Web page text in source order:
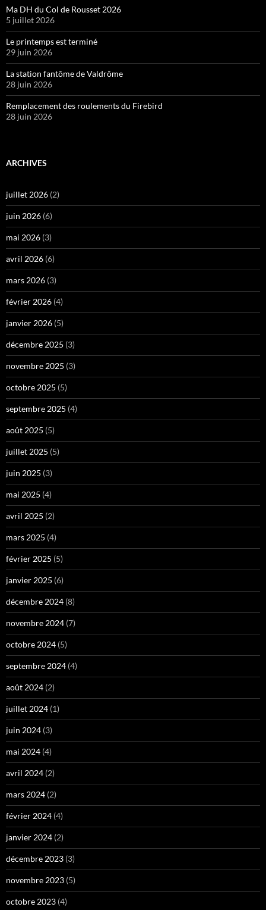
Ma DH du Col de Rousset 2026
5 juillet 2026
Le printemps est terminé
29 juin 2026
La station fantôme de Valdrôme
28 juin 2026
Remplacement des roulements du Firebird
28 juin 2026
ARCHIVES
juillet 2026 (2)
juin 2026 (6)
mai 2026 (3)
avril 2026 (6)
mars 2026 (3)
février 2026 (4)
janvier 2026 (5)
décembre 2025 (3)
novembre 2025 (3)
octobre 2025 (5)
septembre 2025 (4)
août 2025 (5)
juillet 2025 (5)
juin 2025 (3)
mai 2025 (4)
avril 2025 (2)
mars 2025 (4)
février 2025 (5)
janvier 2025 (6)
décembre 2024 (8)
novembre 2024 (7)
octobre 2024 (5)
septembre 2024 (4)
août 2024 (2)
juillet 2024 (1)
juin 2024 (3)
mai 2024 (4)
avril 2024 (2)
mars 2024 (2)
février 2024 (4)
janvier 2024 (2)
décembre 2023 (3)
novembre 2023 (5)
octobre 2023 (4)